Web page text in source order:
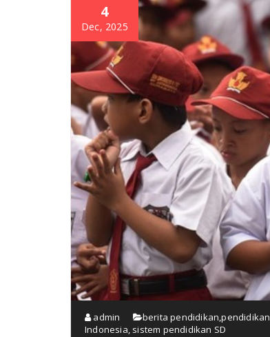
4
Dec, 2025
admin berita pendidikan,pendidikan
Indonesia, sistem pendidikan SD